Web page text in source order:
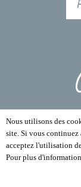
Nous utilisons des
site. Si vous continuez
acceptez l'utilisation
Pour plus